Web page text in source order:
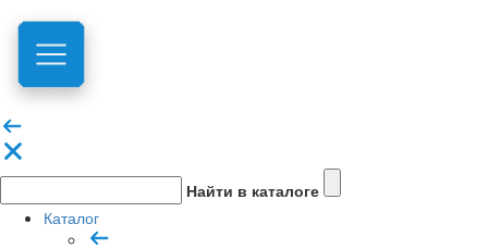
Найти в каталоге
Каталог